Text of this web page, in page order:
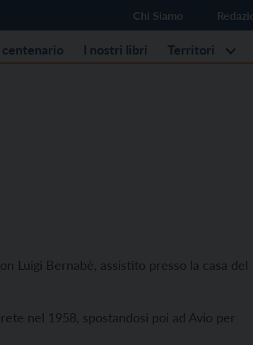
Chi Siamo
I nostri libri Territori
Luigi Bernabè, assistito presso la casa del
nel 1958, spostandosi poi ad Avio per